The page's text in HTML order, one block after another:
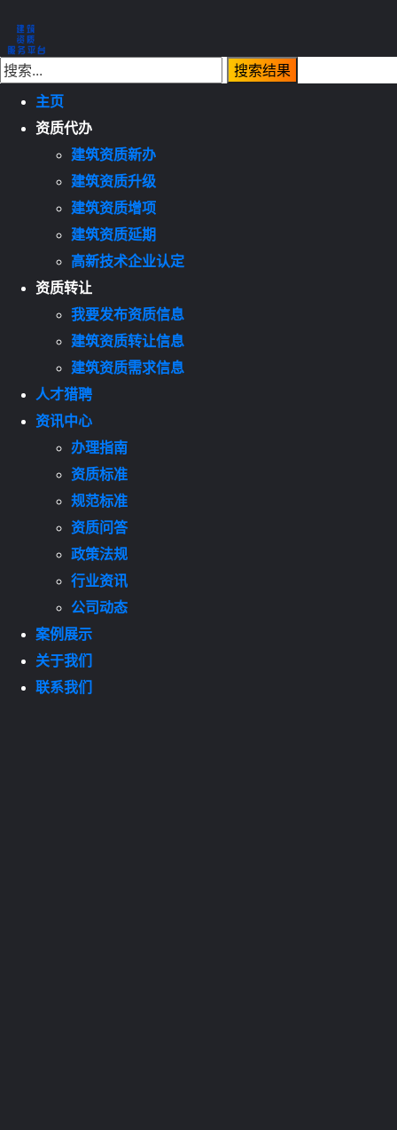
主页
资质代办
建筑资质新办
建筑资质升级
建筑资质增项
建筑资质延期
高新技术企业认定
资质转让
我要发布资质信息
建筑资质转让信息
建筑资质需求信息
人才猎聘
资讯中心
办理指南
资质标准
规范标准
资质问答
政策法规
行业资讯
公司动态
案例展示
关于我们
联系我们